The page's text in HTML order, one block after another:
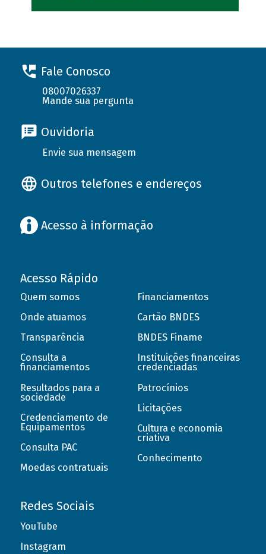
Fale Conosco
08007026337
Mande sua pergunta
Ouvidoria
Envie sua mensagem
Outros telefones e endereços
Acesso à informação
Acesso Rápido
Quem somos
Onde atuamos
Transparência
Consulta a
financiamentos
Resultados para a
sociedade
Credenciamento de
Equipamentos
Consulta PAC
Moedas contratuais
Financiamentos
Cartão BNDES
BNDES Finame
Instituições financeiras
credenciadas
Patrocínios
Licitações
Cultura e economia
criativa
Conhecimento
Redes Sociais
YouTube
Instagram